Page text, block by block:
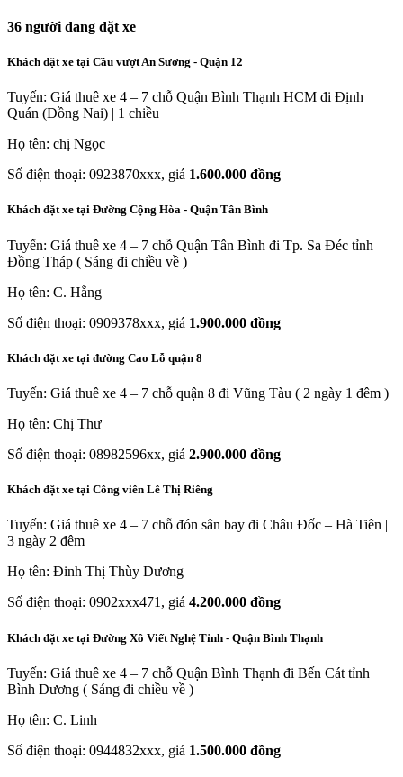
36 người đang đặt xe
Khách đặt xe tại Cầu vượt An Sương - Quận 12
Tuyến: Giá thuê xe 4 – 7 chỗ Quận Bình Thạnh HCM đi Định
Quán (Đồng Nai) | 1 chiều
Họ tên: chị Ngọc
Số điện thoại: 0923870xxx, giá 1.600.000 đồng
Khách đặt xe tại Đường Cộng Hòa - Quận Tân Bình
Tuyến: Giá thuê xe 4 – 7 chỗ Quận Tân Bình đi Tp. Sa Đéc tỉnh
Đồng Tháp ( Sáng đi chiều về )
Họ tên: C. Hằng
Số điện thoại: 0909378xxx, giá 1.900.000 đồng
Khách đặt xe tại đường Cao Lỗ quận 8
Tuyến: Giá thuê xe 4 – 7 chỗ quận 8 đi Vũng Tàu ( 2 ngày 1 đêm )
Họ tên: Chị Thư
Số điện thoại: 08982596xx, giá 2.900.000 đồng
Khách đặt xe tại Công viên Lê Thị Riêng
Tuyến: Giá thuê xe 4 – 7 chỗ đón sân bay đi Châu Đốc – Hà Tiên |
3 ngày 2 đêm
Họ tên: Đinh Thị Thùy Dương
Số điện thoại: 0902xxx471, giá 4.200.000 đồng
Khách đặt xe tại Đường Xô Viết Nghệ Tỉnh - Quận Bình Thạnh
Tuyến: Giá thuê xe 4 – 7 chỗ Quận Bình Thạnh đi Bến Cát tỉnh
Bình Dương ( Sáng đi chiều về )
Họ tên: C. Linh
Số điện thoại: 0944832xxx, giá 1.500.000 đồng